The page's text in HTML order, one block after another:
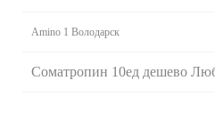
Amino 1 Володарск
Cоматропин 10ед дешево